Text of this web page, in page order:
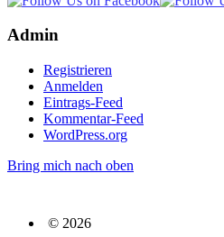
Admin
Registrieren
Anmelden
Eintrags-Feed
Kommentar-Feed
WordPress.org
Bring mich nach oben
© 2026